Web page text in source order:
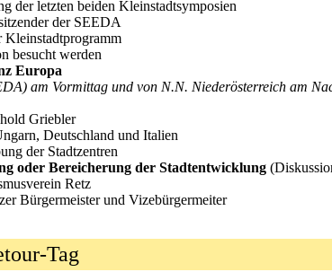
der letzten beiden Kleinstadtsymposien
der SEEDA
Kleinstadtprogramm
besucht werden
Europa
am Vormittag und von N.N. Niederösterreich am
Griebler
Deutschland und Italien
der Stadtzentren
oder Bereicherung der Stadtentwicklung
Retz
Bürgermeister und Vizebürgermeiter
Tag